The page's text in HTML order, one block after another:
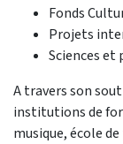
Fonds
Projets
Sciences
A travers son
institutions de
musique, école